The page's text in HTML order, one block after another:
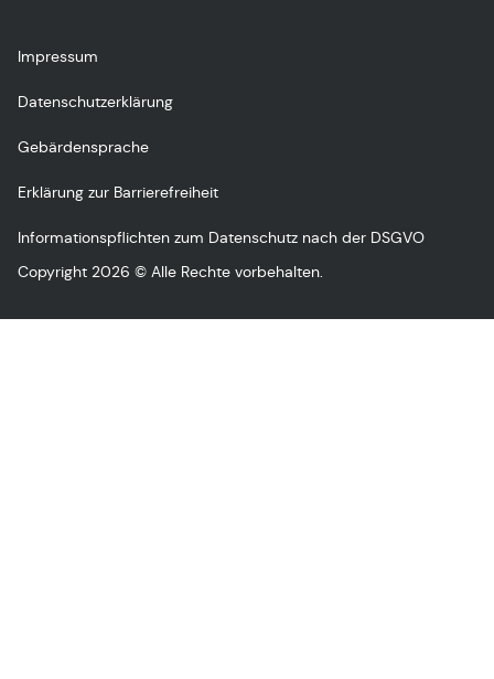
Impressum
Datenschutzerklärung
Gebärdensprache
Erklärung zur Barrierefreiheit
Informationspflichten zum Datenschutz nach der DSGVO
Copyright 2026 © Alle Rechte vorbehalten.